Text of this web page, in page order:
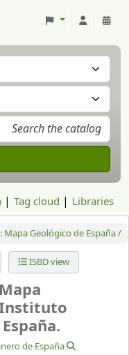
Tag cloud Libraries
Mapa Geológico de España /
ISBD view
de España